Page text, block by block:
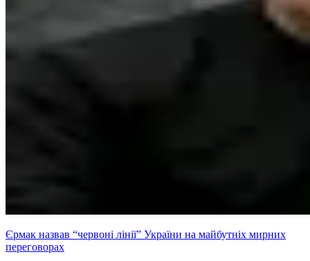
Єрмак назвав “червоні лінії” України на майбутніх мирних
переговорах